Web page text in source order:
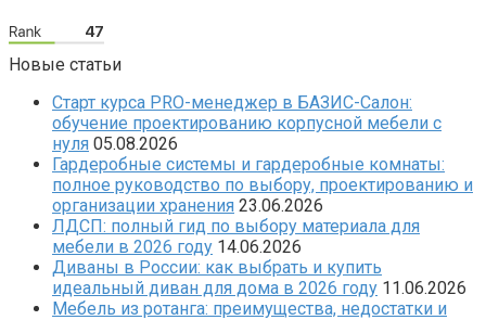
Новые статьи
Старт курса PRO-менеджер в БАЗИС-Салон:
обучение проектированию корпусной мебели с
нуля 05.08.2026
Гардеробные системы и гардеробные комнаты:
полное руководство по выбору, проектированию и
организации хранения 23.06.2026
ЛДСП: полный гид по выбору материала для
мебели в 2026 году 14.06.2026
Диваны в России: как выбрать и купить
идеальный диван для дома в 2026 году 11.06.2026
Мебель из ротанга: преимущества, недостатки и